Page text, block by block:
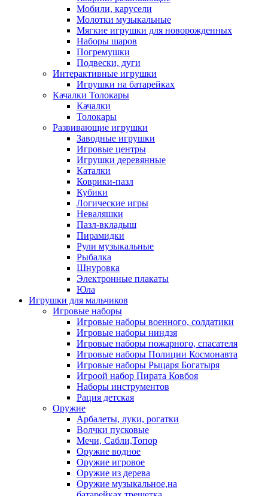
Мобили, карусели
Молотки музыкальные
Мягкие игрушки для новорожденных
Наборы шаров
Погремушки
Подвески, дуги
Интерактивные игрушки
Игрушки на батарейках
Качалки Толокары
Качалки
Толокары
Развивающие игрушки
Заводные игрушки
Игровые центры
Игрушки деревянные
Каталки
Коврики-пазл
Кубики
Логические игры
Неваляшки
Пазл-вкладыш
Пирамидки
Рули музыкальные
Рыбалка
Шнуровка
Электронные плакаты
Юла
Игрушки для мальчиков
Игровые наборы
Игровые наборы военного, солдатики
Игровые наборы ниндзя
Игровые наборы пожарного, спасателя
Игровые наборы Полиции Космонавта
Игровые наборы Рыцаря Богатыря
Игроой набор Пирата Ковбоя
Наборы инструментов
Рация детская
Оружие
Арбалеты, луки, рогатки
Волчки пусковые
Мечи, Сабли,Топор
Оружие водное
Оружие игровое
Оружие из дерева
Оружие музыкальное,на